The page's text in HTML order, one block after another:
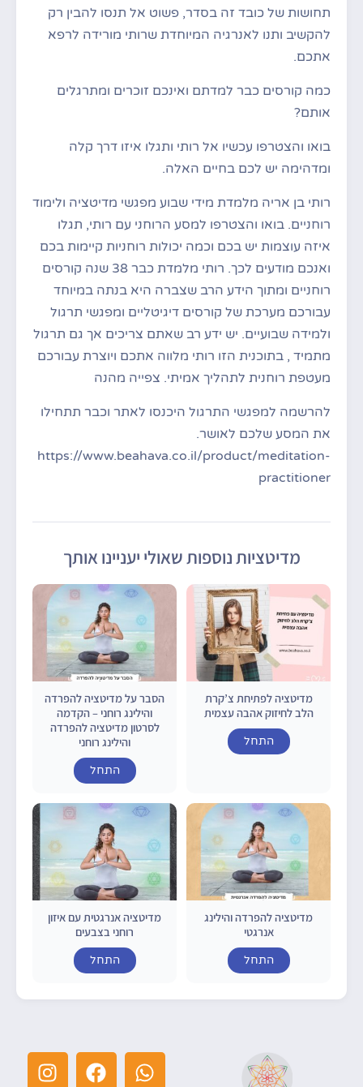
תחושות של כובד זה בסדר, פשוט אל תנסו להבין רק
להקשיב ותנו לאנרגיה המיוחדת שרותי מורידה לרפא
אתכם.
כמה קורסים כבר למדתם ואינכם זוכרים ומתרגלים
אותם?
בואו והצטרפו עכשיו אל רותי ותגלו איזו דרך קלה
ומדהימה יש לכם בחיים האלה.
רותי בן אריה מלמדת מידי שבוע מפגשי מדיטציה ולימוד
רוחניים. בואו והצטרפו למסע הרוחני עם רותי, תגלו
איזה עוצמות יש בכם וכמה יכולות רוחניות קיימות בכם
ואנכם מודעים לכך. רותי מלמדת כבר 38 שנה קורסים
רוחניים ומתוך הידע הרב שצברה היא בנתה במיוחד
עבורכם מערכת של קורסים דיגיטליים ומפגשי תרגול
ולמידה שבועיים. יש ידע רב שאתם צריכים אך גם תרגול
מתמיד , בתוכנית הזו רותי מלווה אתכם ויוצרת עבורכם
מעטפת רוחנית לתהליך אמיתי. צפייה מהנה
להרשמה למפגשי התרגול היכנסו לאתר וכבר תתחילו
את המסע שלכם לאושר.
https://www.beahava.co.il/product/meditation-
practitioner
מדיטציות נוספות שאולי יעניינו אותך
מדיטציה לפתיחת צ’קרת
הלב לחיזוק אהבה עצמית
התחל
הסבר על מדיטציה להפרדה
והילינג רוחני – הקדמה
לסרטון מדיטציה להפרדה
והילינג רוחני
התחל
מדיטציה להפרדה והילינג
אנרגטי
התחל
מדיטציה אנרגטית עם איזון
רוחני בצבעים
התחל
אהבתם את המדיטציה?
נותרו לכם עוד6 מדיטציות חינמיות.
הירשמו למנוי חינם לחודש וקבלו גישה מלאה
לספריית המדיטציות שלנו!
לרכישת מנוי